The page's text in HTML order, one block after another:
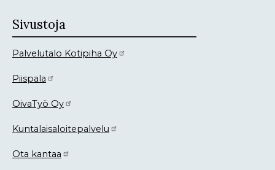
Sivustoja
Palvelutalo Kotipiha Oy
Piispala
OivaTyö Oy
Kuntalaisaloitepalvelu
Ota kantaa